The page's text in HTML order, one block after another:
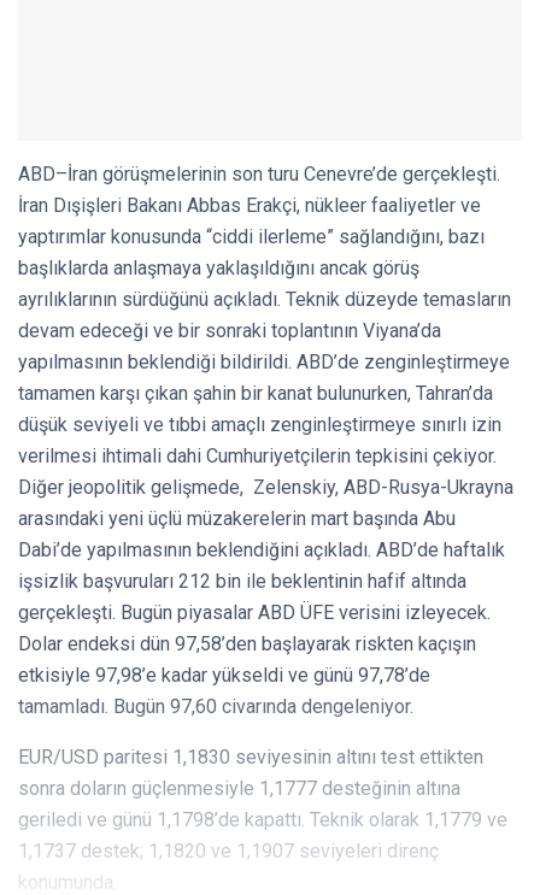
ABD–İran görüşmelerinin son turu Cenevre’de gerçekleşti.
İran Dışişleri Bakanı Abbas Erakçi, nükleer faaliyetler ve
yaptırımlar konusunda “ciddi ilerleme” sağlandığını, bazı
başlıklarda anlaşmaya yaklaşıldığını ancak görüş
ayrılıklarının sürdüğünü açıkladı. Teknik düzeyde temasların
devam edeceği ve bir sonraki toplantının Viyana’da
yapılmasının beklendiği bildirildi. ABD’de zenginleştirmeye
tamamen karşı çıkan şahin bir kanat bulunurken, Tahran’da
düşük seviyeli ve tıbbi amaçlı zenginleştirmeye sınırlı izin
verilmesi ihtimali dahi Cumhuriyetçilerin tepkisini çekiyor.
Diğer jeopolitik gelişmede, Zelenskiy, ABD-Rusya-Ukrayna
arasındaki yeni üçlü müzakerelerin mart başında Abu
Dabi’de yapılmasının beklendiğini açıkladı. ABD’de haftalık
işsizlik başvuruları 212 bin ile beklentinin hafif altında
gerçekleşti. Bugün piyasalar ABD ÜFE verisini izleyecek.
Dolar endeksi dün 97,58’den başlayarak riskten kaçışın
etkisiyle 97,98’e kadar yükseldi ve günü 97,78’de
tamamladı. Bugün 97,60 civarında dengeleniyor.
EUR/USD paritesi 1,1830 seviyesinin altını test ettikten
sonra doların güçlenmesiyle 1,1777 desteğinin altına
geriledi ve günü 1,1798’de kapattı. Teknik olarak 1,1779 ve
1,1737 destek; 1,1820 ve 1,1907 seviyeleri direnç
konumunda.